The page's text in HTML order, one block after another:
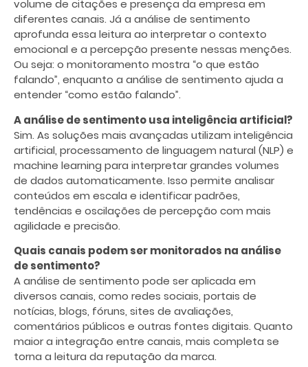
volume de citações e presença da empresa em
diferentes canais. Já a análise de sentimento
aprofunda essa leitura ao interpretar o contexto
emocional e a percepção presente nessas menções.
Ou seja: o monitoramento mostra “o que estão
falando”, enquanto a análise de sentimento ajuda a
entender “como estão falando”.
A análise de sentimento usa inteligência artificial?
Sim. As soluções mais avançadas utilizam inteligência
artificial, processamento de linguagem natural (NLP) e
machine learning para interpretar grandes volumes
de dados automaticamente. Isso permite analisar
conteúdos em escala e identificar padrões,
tendências e oscilações de percepção com mais
agilidade e precisão.
Quais canais podem ser monitorados na análise
de sentimento?
A análise de sentimento pode ser aplicada em
diversos canais, como redes sociais, portais de
notícias, blogs, fóruns, sites de avaliações,
comentários públicos e outras fontes digitais. Quanto
maior a integração entre canais, mais completa se
torna a leitura da reputação da marca.